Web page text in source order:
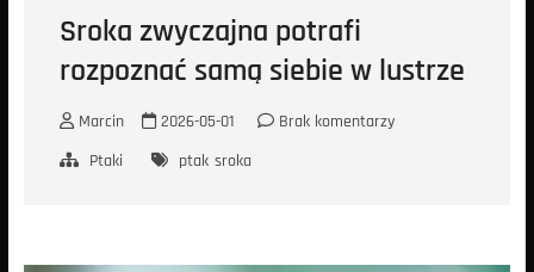
k
Sroka zwyczajna potrafi
rozpoznać samą siebie w lustrze
Marcin 2026-05-01
Brak komentarzy
Ptaki
ptak sroka